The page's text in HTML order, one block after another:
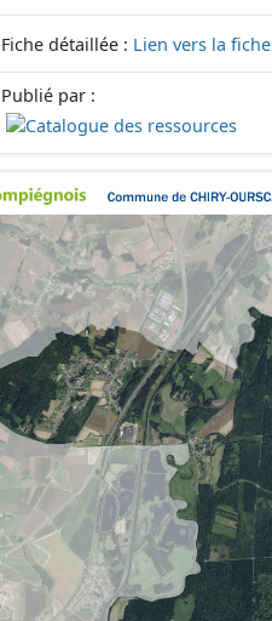
Fiche détaillée : Lien vers la fiche
Publié par :